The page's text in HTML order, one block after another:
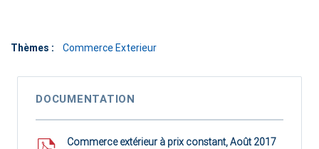
Thèmes : Commerce Exterieur
DOCUMENTATION
Commerce extérieur à prix constant, Août 2017